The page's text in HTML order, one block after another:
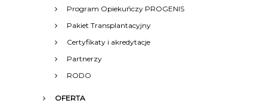
Program Opiekuńczy PROGENIS
Pakiet Transplantacyjny
Certyfikaty i akredytacje
Partnerzy
RODO
OFERTA